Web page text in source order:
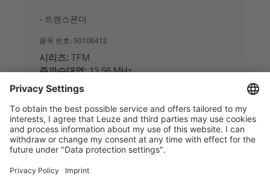
트랜스폰더
품목 번호: 50106412
시리즈: TFM
주파수대역:13.56 MHz
적합한적용대상:
작동시최대주변온도:
비교
견적 요청